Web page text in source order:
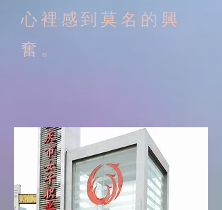
心裡感到莫名的興
奮。